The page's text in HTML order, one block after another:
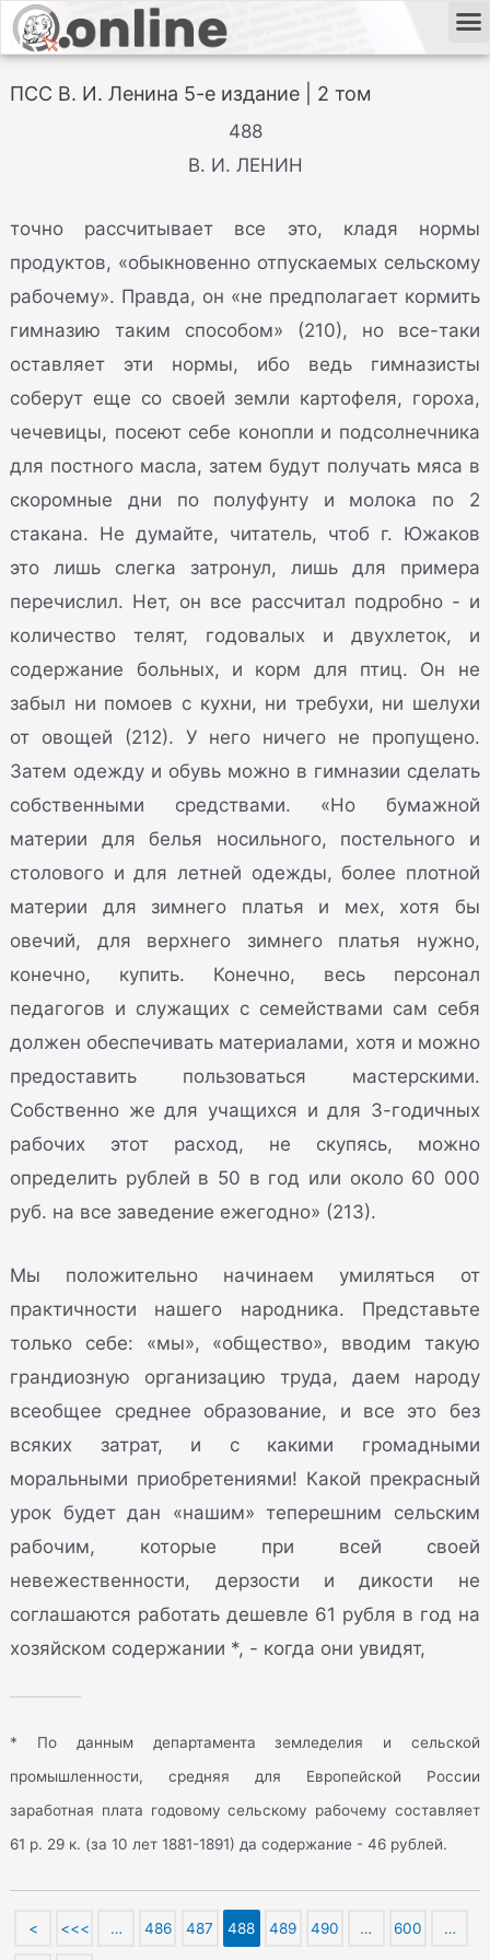
ПСС В. И. Ленина 5-е издание | 2 том
488
В. И. ЛЕНИН
точно рассчитывает все это, кладя нормы
продуктов, «обыкновенно отпускаемых сельскому
рабочему». Правда, он «не предполагает кормить
гимназию таким способом» (210), но все-таки
оставляет эти нормы, ибо ведь гимназисты
соберут еще со своей земли картофеля, гороха,
чечевицы, посеют себе конопли и подсолнечника
для постного масла, затем будут получать мяса в
скоромные дни по полуфунту и молока по 2
стакана. Не думайте, читатель, чтоб г. Южаков
это лишь слегка затронул, лишь для примера
перечислил. Нет, он все рассчитал подробно - и
количество телят, годовалых и двухлеток, и
содержание больных, и корм для птиц. Он не
забыл ни помоев с кухни, ни требухи, ни шелухи
от овощей (212). У него ничего не пропущено.
Затем одежду и обувь можно в гимназии сделать
собственными средствами. «Но бумажной
материи для белья носильного, постельного и
столового и для летней одежды, более плотной
материи для зимнего платья и мех, хотя бы
овечий, для верхнего зимнего платья нужно,
конечно, купить. Конечно, весь персонал
педагогов и служащих с семействами сам себя
должен обеспечивать материалами, хотя и можно
предоставить пользоваться мастерскими.
Собственно же для учащихся и для 3-годичных
рабочих этот расход, не скупясь, можно
определить рублей в 50 в год или около 60 000
руб. на все заведение ежегодно» (213).
Мы положительно начинаем умиляться от
практичности нашего народника. Представьте
только себе: «мы», «общество», вводим такую
грандиозную организацию труда, даем народу
всеобщее среднее образование, и все это без
всяких затрат, и с какими громадными
моральными приобретениями! Какой прекрасный
урок будет дан «нашим» теперешним сельским
рабочим, которые при всей своей
невежественности, дерзости и дикости не
соглашаются работать дешевле 61 рубля в год на
хозяйском содержании *, - когда они увидят,
* По данным департамента земледелия и сельской
промышленности, средняя для Европейской России
заработная плата годовому сельскому рабочему составляет
61 р. 29 к. (за 10 лет 1881-1891) да содержание - 46 рублей.
< <<< … 486 487 488 489 490 … 600 …